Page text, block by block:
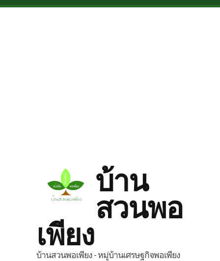
Skip to main content
บ้าน
สวนพอ
เพียง
บ้านสวนพอเพียง - หมู่บ้านเศรษฐกิจพอเพียง